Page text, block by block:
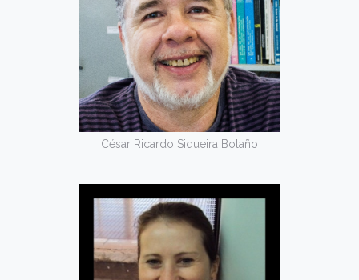
César Ricardo Siqueira Bolaño